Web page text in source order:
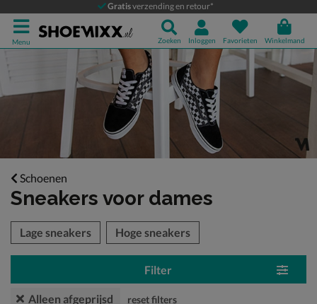
Gratisverzending en retour*
Menu Zoeken Inloggen Favorieten Winkelmand
Schoenen
Sneakers voor dames
over
Lage sneakers Hoge sneakers
Filter
Alleen afgeprijsd reset filters